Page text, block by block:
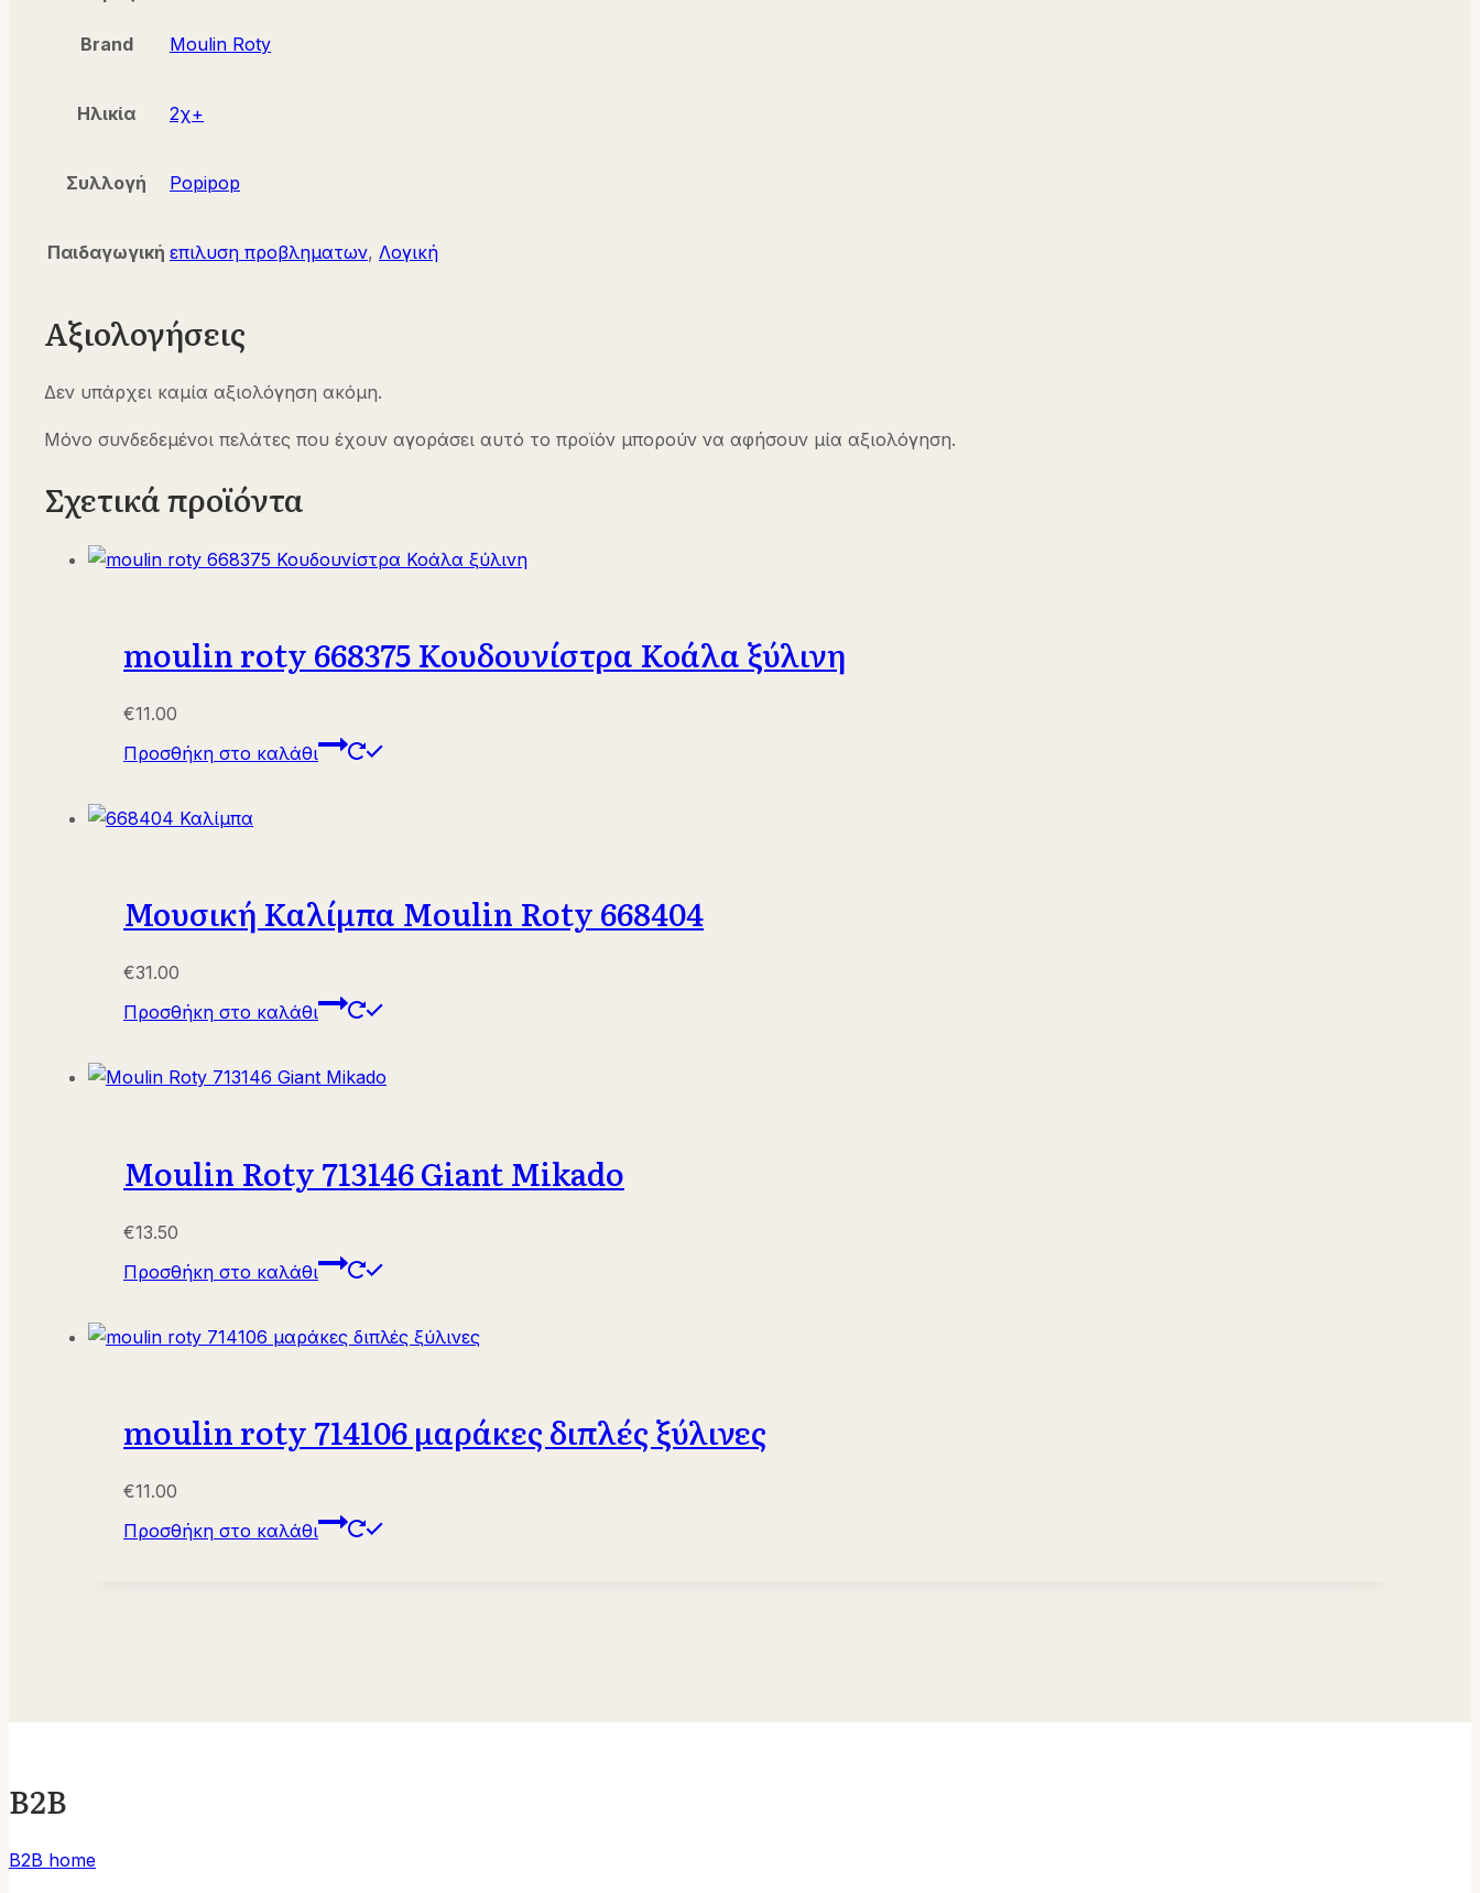
Brand Moulin Roty
Ηλικία 2χ+
Συλλογή Popipop
Παιδαγωγική επιλυση προβληματων, Λογική
Αξιολογήσεις
Δεν υπάρχει καμία αξιολόγηση ακόμη.
Μόνο συνδεδεμένοι πελάτες που έχουν αγοράσει αυτό το προϊόν μπορούν να αφήσουν μία αξιολόγηση.
Σχετικά προϊόντα
moulin roty 668375 Κουδουνίστρα Κοάλα ξύλινη
€11.00
Προσθήκη στο καλάθι
Μουσική Καλίμπα Moulin Roty 668404
€31.00
Προσθήκη στο καλάθι
Moulin Roty 713146 Giant Mikado
€13.50
Προσθήκη στο καλάθι
moulin roty 714106 μαράκες διπλές ξύλινες
€11.00
Προσθήκη στο καλάθι
B2B
B2B home